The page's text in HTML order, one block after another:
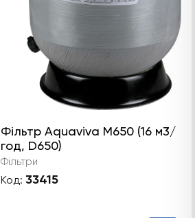
Фільтр Aquaviva M650 (16 м3/
год, D650)
Фільтри
Код: 33415